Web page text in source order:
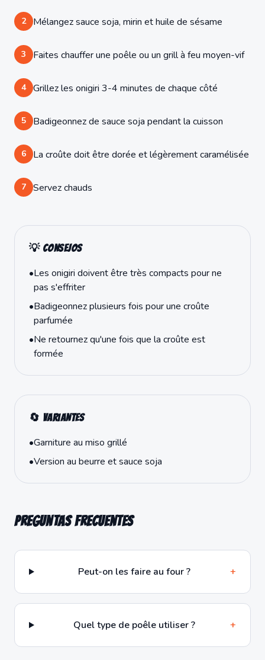
2 Mélangez sauce soja, mirin et huile de sésame
3 Faites chauffer une poêle ou un grill à feu moyen-vif
4 Grillez les onigiri 3-4 minutes de chaque côté
5 Badigeonnez de sauce soja pendant la cuisson
6 La croûte doit être dorée et légèrement caramélisée
7 Servez chauds
💡 Consejos
•Les onigiri doivent être très compacts pour ne
pas s'effriter
•Badigeonnez plusieurs fois pour une croûte
parfumée
•Ne retournez qu'une fois que la croûte est
formée
🔄 Variantes
•Garniture au miso grillé
•Version au beurre et sauce soja
Preguntas frecuentes
Peut-on les faire au four ? +
Quel type de poêle utiliser ? +